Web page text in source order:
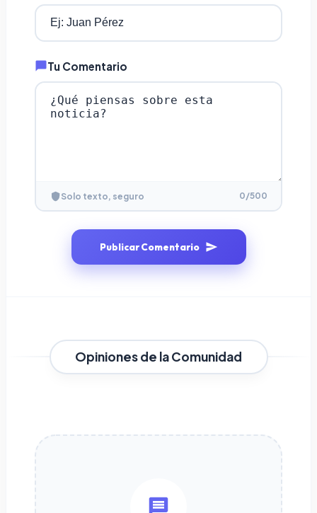
Tu Comentario
Solo texto, seguro 0/500
Publicar Comentario
Opiniones de la Comunidad